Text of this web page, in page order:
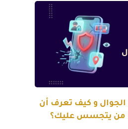
الجوال و كيف تعرف أن
من يتجسس عليك؟